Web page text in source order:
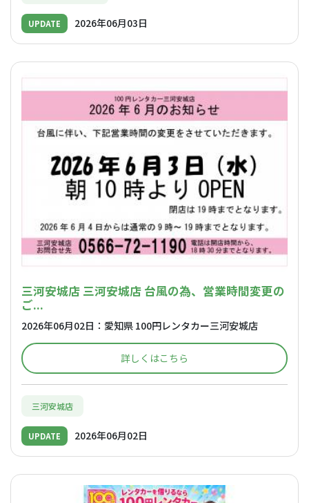
UPDATE 2026年06月03日
三河安城店 三河安城店 台風の為、営業時間変更の
ご...
2026年06月02日：愛知県 100円レンタカー三河安城店
詳しくはこちら
三河安城店
UPDATE 2026年06月02日